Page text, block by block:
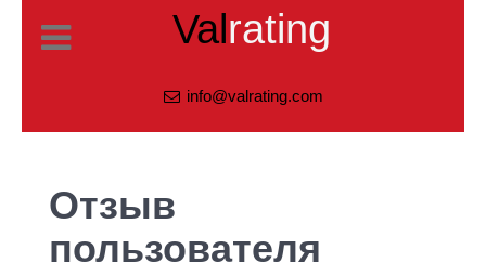
Valrating
info@valrating.com
Отзыв
пользователя